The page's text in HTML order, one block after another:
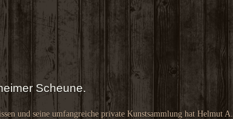
Scheune.
und seine umfangreiche private Kunstsammlung hat Helmut A.